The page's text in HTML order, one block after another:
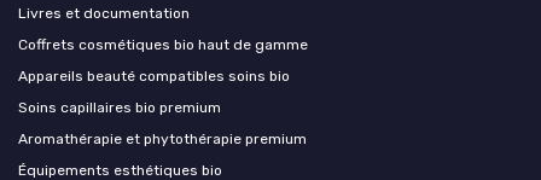
Livres et documentation
Coffrets cosmétiques bio haut de gamme
Appareils beauté compatibles soins bio
Soins capillaires bio premium
Aromathérapie et phytothérapie premium
Équipements esthétiques bio